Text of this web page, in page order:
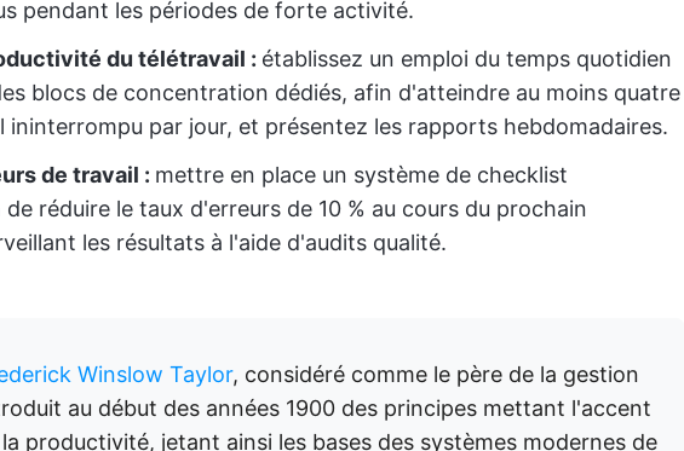
pendant les périodes de forte activité.
du télétravail : établissez un emploi du temps quotidien
blocs de concentration dédiés, afin d'atteindre au moins quatre
ininterrompu par jour, et présentez les rapports hebdomadaires.
de travail : mettre en place un système de checklist
réduire le taux d'erreurs de 10 % au cours du prochain
les résultats à l'aide d'audits qualité.
Winslow Taylor, considéré comme le père de la gestion
au début des années 1900 des principes mettant l'accent
productivité, jetant ainsi les bases des systèmes modernes de